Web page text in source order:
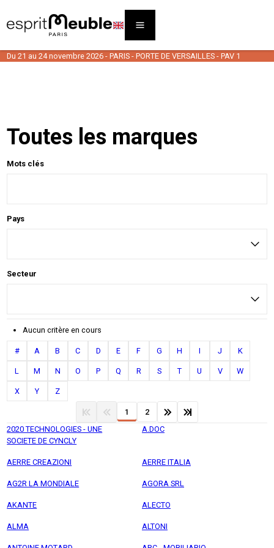
Du 21 au 24 novembre 2026 - PARIS - PORTE DE VERSAILLES - PAV 1
Toutes les marques
Mots clés
Pays
Secteur
Aucun critère en cours
# A B C D E F G H I J K
L M N O P Q R S T U V W
X Y Z
1
2
2020 TECHNOLOGIES - UNE
SOCIETE DE CYNCLY
A.DOC
AERRE CREAZIONI AERRE ITALIA
AG2R LA MONDIALE AGORA SRL
AKANTE ALECTO
ALMA ALTONI